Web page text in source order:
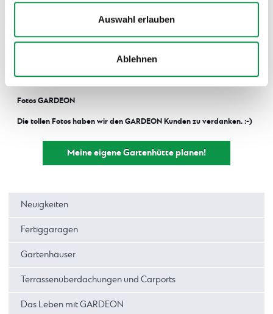
Auswahl erlauben
Ablehnen
Sind auch Sie auf der Suche nach dem
Gartenhäuschen Ihrer Träume?Stellen Sie sie es hier
Quellen (source)
Fotos GARDEON
Die tollen Fotos haben wir den GARDEON Kunden zu verdanken. :-)
Meine eigene Gartenhütte planen!
Neuigkeiten
Fertiggaragen
Gartenhäuser
Terrassenüberdachungen und Carports
Das Leben mit GARDEON